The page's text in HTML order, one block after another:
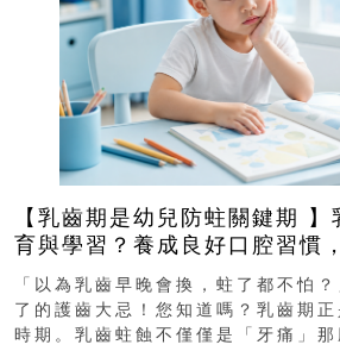
【乳齒期是幼兒防蛀關鍵期
育與學習？養成良好口腔習慣， 舒適達 強化
瑯質 兒童牙膏防護指南
「以為乳齒早晚會換，蛀了都不怕
了的護齒大忌！您知道嗎？乳齒期
時期。乳齒蛀蝕不僅僅是「牙痛」